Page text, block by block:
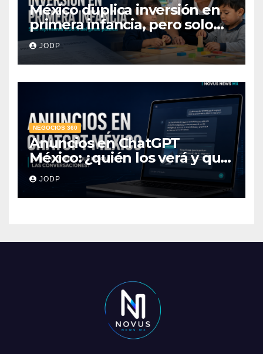
México duplica inversión en
primera infancia, pero solo
destina 2.53% del gasto
público
JODP
NEGOCIOS 360
Anuncios en ChatGPT
México: ¿quién los verá y qué
pasará con las
conversaciones?
JODP